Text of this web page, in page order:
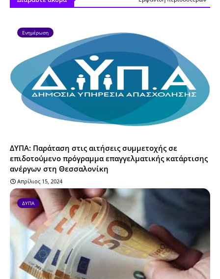
Ενημέρωση
ΔΥΠΑ: Παράταση στις αιτήσεις συμμετοχής σε
επιδοτούμενο πρόγραμμα επαγγελματικής κατάρτισης
ανέργων στη Θεσσαλονίκη
Απρίλιος 15, 2024
ΔΥΠΑ